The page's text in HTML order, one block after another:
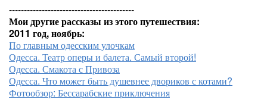
------------------------------------------
Мои другие рассказы из этого путешествия:
2011 год, ноябрь:
По главным одесским улочкам
Одесса. Театр оперы и балета. Самый второй!
Одесса. Смакота с Привоза
Одесса. Что может быть душевнее двориков с котами?
Фотообзор: Бессарабские приключения